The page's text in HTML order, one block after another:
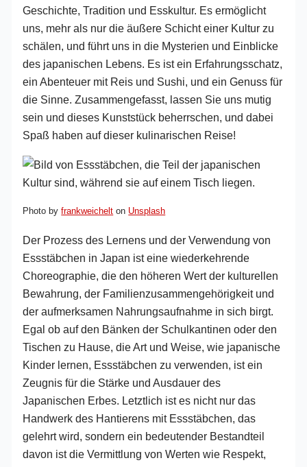
Geschichte, Tradition und Esskultur. Es ermöglicht
uns, mehr als nur die äußere Schicht einer Kultur zu
schälen, und führt uns in die Mysterien und Einblicke
des japanischen Lebens. Es ist ein Erfahrungsschatz,
ein Abenteuer mit Reis und Sushi, und ein Genuss für
die Sinne. Zusammengefasst, lassen Sie uns mutig
sein und dieses Kunststück beherrschen, und dabei
Spaß haben auf dieser kulinarischen Reise!
Photo byfrankweichelt on Unsplash
Der Prozess des Lernens und der Verwendung von
Essstäbchen in Japan ist eine wiederkehrende
Choreographie, die den höheren Wert der kulturellen
Bewahrung, der Familienzusammengehörigkeit und
der aufmerksamen Nahrungsaufnahme in sich birgt.
Egal ob auf den Bänken der Schulkantinen oder den
Tischen zu Hause, die Art und Weise, wie japanische
Kinder lernen, Essstäbchen zu verwenden, ist ein
Zeugnis für die Stärke und Ausdauer des
Japanischen Erbes. Letztlich ist es nicht nur das
Handwerk des Hantierens mit Essstäbchen, das
gelehrt wird, sondern ein bedeutender Bestandteil
davon ist die Vermittlung von Werten wie Respekt,